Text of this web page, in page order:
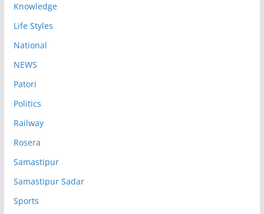
Knowledge
Life Styles
National
NEWS
Patori
Politics
Railway
Rosera
Samastipur
Samastipur Sadar
Sports